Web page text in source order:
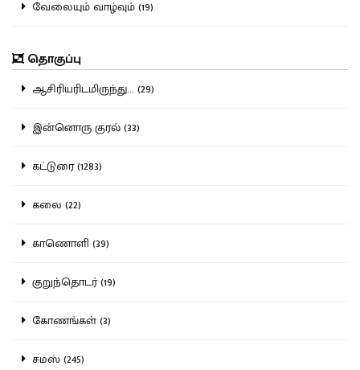
வேலையும் வாழ்வும் (19)
தொகுப்பு
ஆசிரியரிடமிருந்து... (29)
இன்னொரு குரல் (33)
கட்டுரை (1283)
கலை (22)
காணொளி (39)
குறுந்தொடர் (19)
கோணங்கள் (3)
சமஸ் (245)